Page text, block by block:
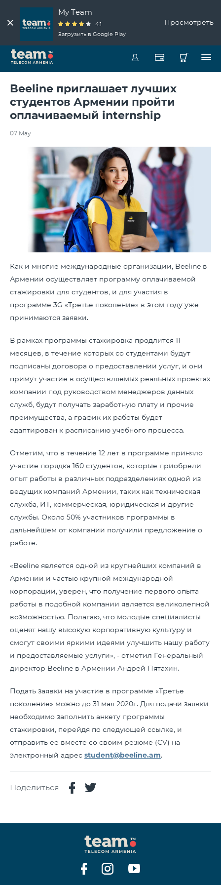
My Team
4.1
Загрузить в Google Play
Просмотреть
Beeline приглашает лучших
студентов Армении пройти
оплачиваемый internship
07 May
Как и многие международные организации, Beeline в
Армении осуществляет программу оплачиваемой
стажировки для студентов, и для участия в
программе 3G «Третье поколение» в этом году уже
принимаются заявки.
В рамках программы стажировка продлится 11
месяцев, в течение которых со студентами будут
подписаны договора о предоставлении услуг, и они
примут участие в осуществляемых реальных проектах
компании под руководством менеджеров данных
служб, будут получать заработную плату и прочие
преимущества, а график их работы будет
адаптирован к расписанию учебного процесса.
Отметим, что в течение 12 лет в программе приняло
участие порядка 160 студентов, которые приобрели
опыт работы в различных подразделениях одной из
ведущих компаний Армении, таких как техническая
служба, ИТ, коммерческая, юридическая и другие
службы. Около 50% участников программы в
дальнейшем от компании получили предложение о
работе.
«Beeline является одной из крупнейших компаний в
Армении и частью крупной международной
корпорации, уверен, что получение первого опыта
работы в подобной компании является великолепной
возможностью. Полагаю, что молодые специалисты
оценят нашу высокую корпоративную культуру и
смогут своими яркими идеями улучшить нашу работу
и предоставляемые услуги», - отметил Генеральный
директор Beeline в Армении Андрей Пятахин.
Подать заявки на участие в программе «Третье
поколение» можно до 31 мая 2020г. Для подачи заявки
необходимо заполнить анкету программы
стажировки, перейдя по следующей ссылке, и
отправить ее вместе со своим резюме (CV) на
электронный адрес student@beeline.am.
Поделиться